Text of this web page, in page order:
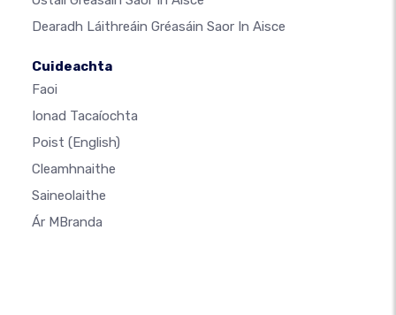
Dearadh Láithreáin Gréasáin Saor In Aisce
Cuideachta
Faoi
Ionad Tacaíochta
Poist (English)
Cleamhnaithe
Saineolaithe
Ár MBranda